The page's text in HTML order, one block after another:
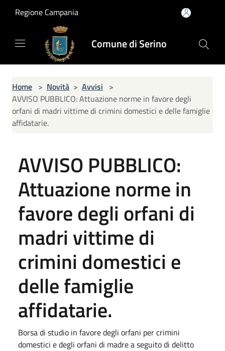
Regione Campania
Comune di Serino
Home > Novità > Avvisi >
AVVISO PUBBLICO: Attuazione norme in favore degli
orfani di madri vittime di crimini domestici e delle famiglie
affidatarie.
AVVISO PUBBLICO:
Attuazione norme in
favore degli orfani di
madri vittime di
crimini domestici e
delle famiglie
affidatarie.
Borsa di studio in favore degli orfani per crimini
domestici e degli orfani di madre a seguito di delitto